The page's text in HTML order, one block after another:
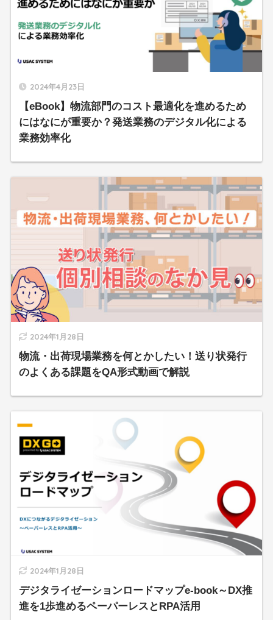
2024年4月23日
【eBook】物流部門のコスト最適化を進めるため
にはなにが重要か？発送業務のデジタル化による
業務効率化
2024年1月28日
物流・出荷現場業務を何とかしたい！送り状発行
のよくある課題をQA形式動画で解説
2024年1月28日
デジタライゼーションロードマップe-book～DX推
進を1歩進めるペーパーレスとRPA活用